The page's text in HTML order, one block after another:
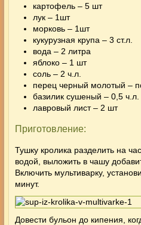
картофель – 5 шт
лук – 1шт
морковь – 1шт
кукурузная крупа – 3 ст.л.
вода – 2 литра
яблоко – 1 шт
соль – 2 ч.л.
перец черный молотый –
базилик сушеный – 0,5 ч.л.
лавровый лист – 2 шт
Приготовление:
Тушку кролика разделить на
водой, выложить в чашу
Включить мультиварку,
минут.
Довести бульон до кипения,